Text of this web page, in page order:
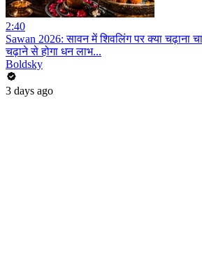
2:40
Sawan 2026: सावन में शिवलिंग पर क्या चढ़ाना
चढ़ाने से होगा धन लाभ...
Boldsky
3 days ago